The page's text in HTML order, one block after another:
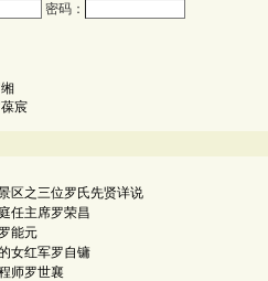
密码：
宸
区之三位罗氏先贤详说
任主席罗荣昌
能元
女红军罗自镛
师罗世襄